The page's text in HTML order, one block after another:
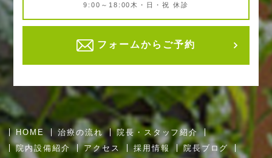
9:00～18:00 木・日・祝 休診
フォームからご予約
HOME 治療の流れ
院長・スタッフ紹介
院内設備紹介
アクセス 採用情報
院長ブログ